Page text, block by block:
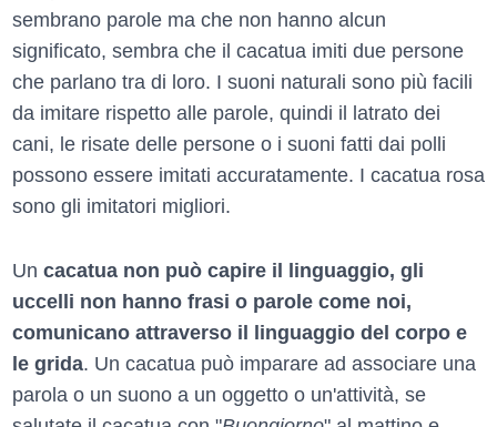
sembrano parole ma che non hanno alcun
significato, sembra che il cacatua imiti due persone
che parlano tra di loro. I suoni naturali sono più facili
da imitare rispetto alle parole, quindi il latrato dei
cani, le risate delle persone o i suoni fatti dai polli
possono essere imitati accuratamente. I cacatua rosa
sono gli imitatori migliori.
Un cacatua non può capire il linguaggio, gli
uccelli non hanno frasi o parole come noi,
comunicano attraverso il linguaggio del corpo e
le grida. Un cacatua può imparare ad associare una
parola o un suono a un oggetto o un'attività, se